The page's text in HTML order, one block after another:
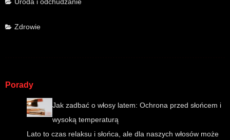
Zdrowie
Porady
Jak zadbać o włosy latem: Ochrona przed słońcem i
wysoką temperaturą
Lato to czas relaksu i słońca, ale dla naszych włosów może